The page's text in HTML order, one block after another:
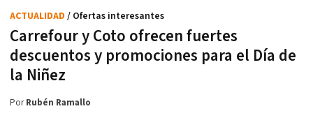
Carrefour y Coto ofrecen fuertes
descuentos y promociones para el Día de
la Niñez
ACTUALIDAD / Ofertas interesantes
PorRubén Ramallo